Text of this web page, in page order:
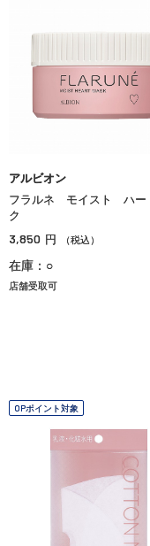
アルビオン
フラルネ モイスト ハー
ク
3,850 円 （税込）
在庫：○
店舗受取可
OPポイント対象